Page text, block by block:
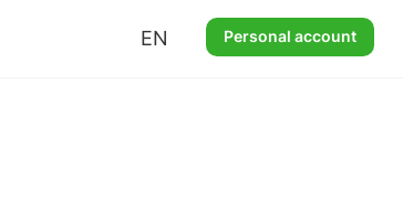
EN Personal account